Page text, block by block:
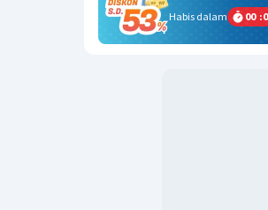
Habis dalam
00 :